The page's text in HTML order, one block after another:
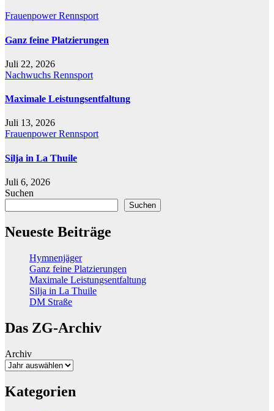
FrauenpowerRennsport
Ganz feine Platzierungen
Juli 22, 2026
Nachwuchs Rennsport
Maximale Leistungsentfaltung
Juli 13, 2026
FrauenpowerRennsport
Silja in La Thuile
Juli 6, 2026
Suchen
Suchen
Neueste Beiträge
Hymnenjäger
Ganz feine Platzierungen
Maximale Leistungsentfaltung
Silja in La Thuile
DM Straße
Das ZG-Archiv
Archiv
Kategorien